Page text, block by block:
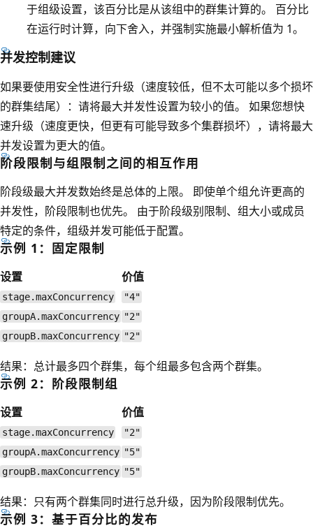
于组级设置，该百分比是从该组中的群集计算的。 百分比
在运行时计算，向下舍入，并强制实施最小解析值为 1。
并发控制建议
如果要使用安全性进行升级（速度较低，但不太可能以多个损坏
的群集结尾）：请将最大并发性设置为较小的值。 如果您想快
速升级（速度更快，但更有可能导致多个集群损坏），请将最大
并发设置为更大的值。
阶段限制与组限制之间的相互作用
阶段级最大并发数始终是总体的上限。 即使单个组允许更高的
并发性，阶段限制也优先。 由于阶段级别限制、组大小或成员
特定的条件，组级并发可能低于配置。
示例 1：固定限制
设置 价值
stage.maxConcurrency
"4"
groupA.maxConcurrency "2"
groupB.maxConcurrency "2"
结果：总计最多四个群集，每个组最多包含两个群集。
示例 2：阶段限制组
设置 价值
stage.maxConcurrency
"2"
groupA.maxConcurrency "5"
groupB.maxConcurrency "5"
结果：只有两个群集同时进行总升级，因为阶段限制优先。
示例 3：基于百分比的发布